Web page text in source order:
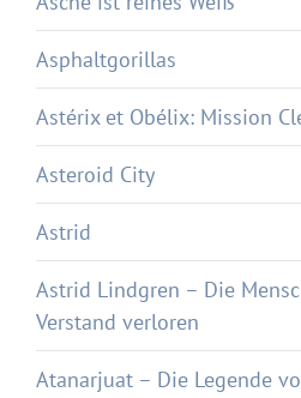
Asphaltgorillas
Astérix et Obélix: Mission
Asteroid City
Astrid
Astrid Lindgren – Die
Verstand verloren
Atanarjuat – Die Legende